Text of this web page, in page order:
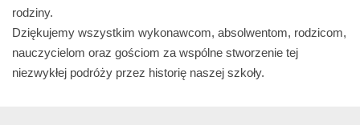
rodziny.
Dziękujemy wszystkim wykonawcom, absolwentom, rodzicom,
nauczycielom oraz gościom za wspólne stworzenie tej
niezwykłej podróży przez historię naszej szkoły.